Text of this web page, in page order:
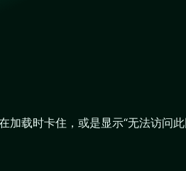
载时卡住，或是显示“无法访问